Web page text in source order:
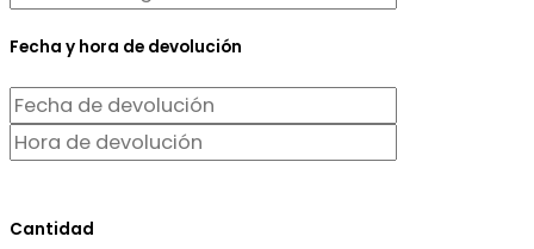
Fecha y hora de devolución
Cantidad